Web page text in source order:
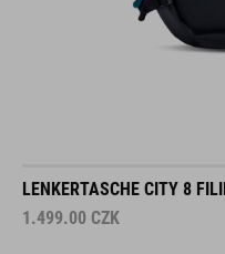
LENKERTASCHE CITY 8
1.499.00 CZK